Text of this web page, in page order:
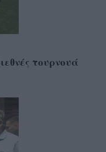
τουρνουά